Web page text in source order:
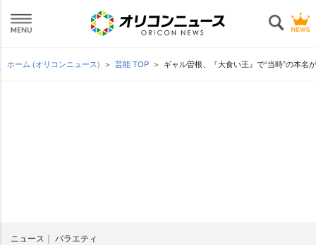
ホーム (オリコンニュース) 芸能 TOP ギャル曽根、『大食い王』で“当時”の本名
ニュース バラエティ